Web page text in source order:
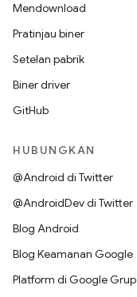
Mendownload
Pratinjau biner
Setelan pabrik
Biner driver
GitHub
HUBUNGKAN
@Android di Twitter
@AndroidDev di Twitter
Blog Android
Blog Keamanan Google
Platform di Google Grup